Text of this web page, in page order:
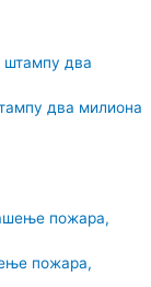
два милиона
пожара,